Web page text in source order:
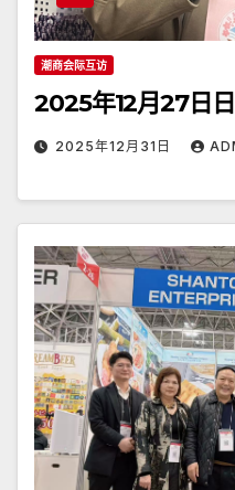
潮商会际互访
2025年12月27日
2025年12月31日